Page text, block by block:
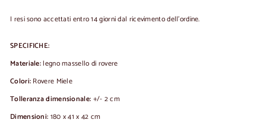
I resi sono accettati entro 14 giorni dal ricevimento dell'ordine.
SPECIFICHE:
Materiale:legno massello di rovere
Colori: Rovere Miele
Tolleranza dimensionale: +/- 2 cm
Dimensioni: 180 x 41 x 42 cm